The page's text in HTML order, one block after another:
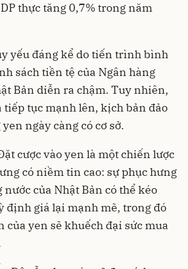
thực tăng 0,7% trong năm
yếu đáng kể do tiến trình bình
sách tiền tệ của Ngân hàng
Bản diễn ra chậm. Tuy nhiên,
tiếp tục mạnh lên, kịch bản đảo
ngày càng có cơ sở.
cược vào yen là một chiến lược
có niềm tin cao: sự phục hưng
của Nhật Bản có thể kéo
định giá lại mạnh mẽ, trong đó
của yen sẽ khuếch đại sức mua